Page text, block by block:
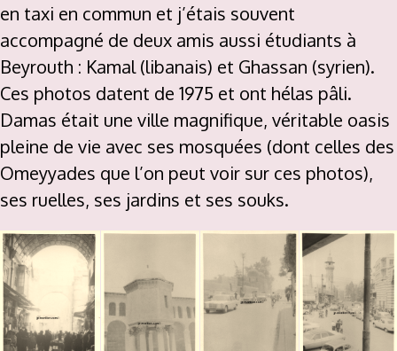
en taxi en commun et j’étais souvent
accompagné de deux amis aussi étudiants à
Beyrouth : Kamal (libanais) et Ghassan (syrien).
Ces photos datent de 1975 et ont hélas pâli.
Damas était une ville magnifique, véritable oasis
pleine de vie avec ses mosquées (dont celles des
Omeyyades que l’on peut voir sur ces photos),
ses ruelles, ses jardins et ses souks.